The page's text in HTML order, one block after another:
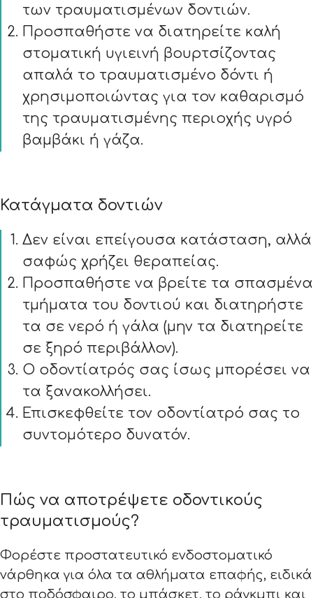
των τραυματισμένων δοντιών.
Προσπαθήστε να διατηρείτε καλή
στοματική υγιεινή βουρτσίζοντας
απαλά το τραυματισμένο δόντι ή
χρησιμοποιώντας για τον καθαρισμό
της τραυματισμένης περιοχής υγρό
βαμβάκι ή γάζα.
Κατάγματα δοντιών
Δεν είναι επείγουσα κατάσταση, αλλά
σαφώς χρήζει θεραπείας.
Προσπαθήστε να βρείτε τα σπασμένα
τμήματα του δοντιού και διατηρήστε
τα σε νερό ή γάλα (μην τα διατηρείτε
σε ξηρό περιβάλλον).
Ο οδοντίατρός σας ίσως μπορέσει να
τα ξανακολλήσει.
Επισκεφθείτε τον οδοντίατρό σας το
συντομότερο δυνατόν.
Πώς να αποτρέψετε οδοντικούς
τραυματισμούς?
Φορέστε προστατευτικό ενδοστοματικό
νάρθηκα για όλα τα αθλήματα επαφής, ειδικά
στο ποδόσφαιρο, το μπάσκετ, το ράγκμπι και